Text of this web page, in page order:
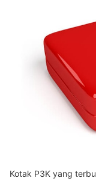
Kotak P3K yang